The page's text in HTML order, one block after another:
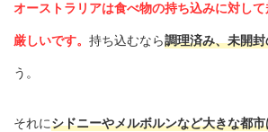
オーストラリアは食べ物の持ち込みに対し
厳しいです。 持ち込むなら調理済み、未開
う。
それにシドニーやメルボルンなど大きな都